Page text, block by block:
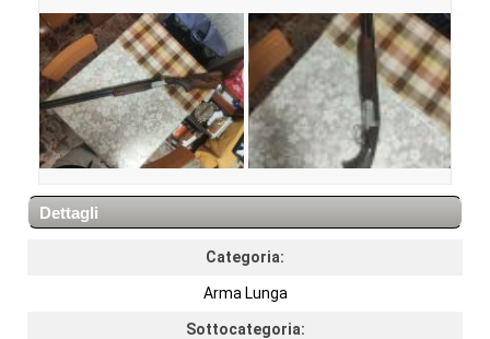
Dettagli
Categoria:
Arma Lunga
Sottocategoria: